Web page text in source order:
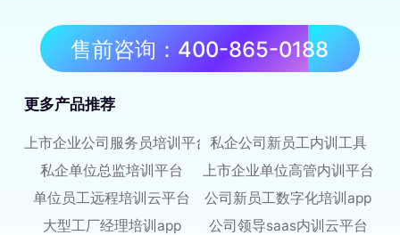
售前咨询：400-865-0188
更多产品推荐
上市企业公司服务员培训平台 私企公司新员工内训工具
私企单位总监培训平台
上市企业单位高管内训平台
单位员工远程培训云平台
公司新员工数字化培训app
大型工厂经理培训app
公司领导saas内训云平台